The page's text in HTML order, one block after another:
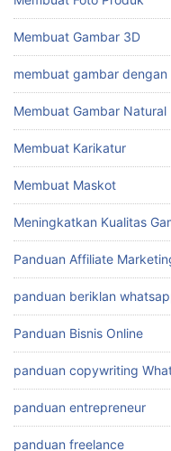
Meningkatkan Kualitas
Panduan Affiliate Marketing
panduan beriklan
Panduan Bisnis Online
panduan copywriting
panduan entrepreneur
panduan freelance
Panduan Jualan Online
panduan kaya
panduan lunas hutang
panduan marketing
panduan pengusaha